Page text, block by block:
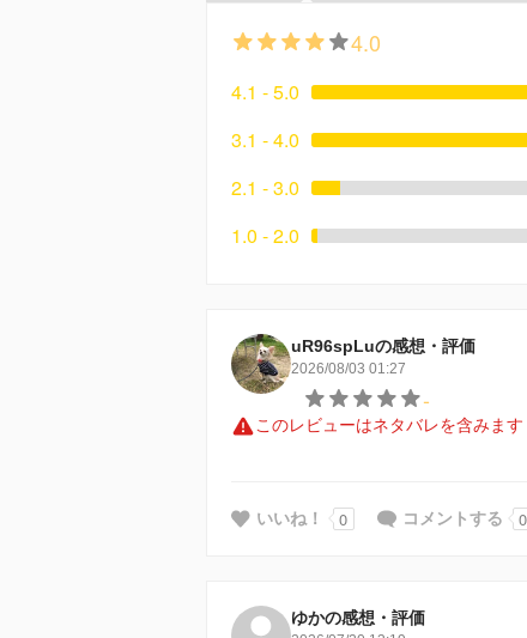
4.0
4.1 - 5.0
3.1 - 4.0
2.1 - 3.0
1.0 - 2.0
uR96spLuの感想・評価
2026/08/03 01:27
-
このレビューはネタバレを含みます
いいね！ 0 コメントする 0
ゆかの感想・評価